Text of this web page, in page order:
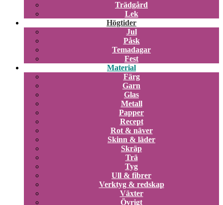
Trädgård
Lek
Högtider
Jul
Påsk
Temadagar
Fest
Material
Färg
Garn
Glas
Metall
Papper
Recept
Rot & näver
Skinn & läder
Skräp
Trä
Tyg
Ull & fibrer
Verktyg & redskap
Växter
Övrigt